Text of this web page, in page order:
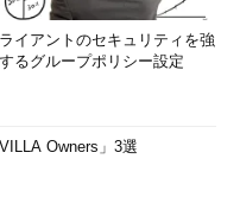
イアントのセキュリティを強
るグループポリシー設定
Owners」3選